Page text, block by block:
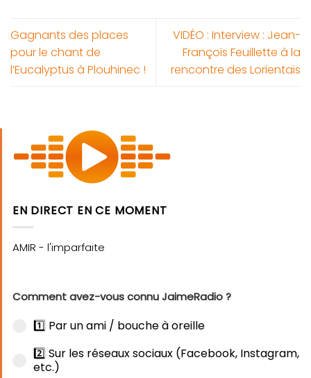
Gagnants des places
pour le chant de
l’Eucalyptus à Plouhinec !
VIDÉO : Interview : Jean-
François Feuillette à la
rencontre des Lorientais
EN DIRECT EN CE MOMENT
Comment avez-vous connu JaimeRadio ?
1️⃣ Par un ami / bouche à oreille
2️⃣ Sur les réseaux sociaux (Facebook, Instagram,
etc.)